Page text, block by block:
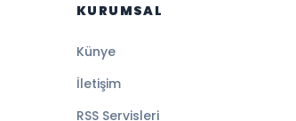
KURUMSAL
Künye
İletişim
RSS Servisleri